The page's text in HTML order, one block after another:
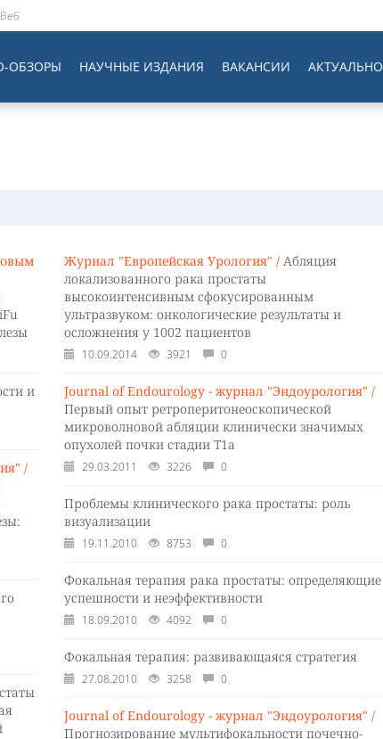
ОБЗОРЫ НАУЧНЫЕ ИЗДАНИЯ ВАКАНСИИ АКТУАЛЬНО
и
/
Журнал "Европейская Урология" / Абляция
локализованного рака простаты
высокоинтенсивным сфокусированным
ультразвуком: онкологические результаты и
осложнения у 1002 пациентов
10.09.2014 3921 0
Journal of Endourology - журнал "Эндоурология" /
Первый опыт ретроперитонеоскопической
микроволновой абляции клинически значимых
опухолей почки стадии Т1а
29.03.2011 3226 0
Проблемы клинического рака простаты: роль
визуализации
19.11.2010 8753 0
Фокальная терапия рака простаты: определяющие
успешности и неэффективности
18.09.2010 4092 0
Фокальная терапия: развивающаяся стратегия
27.08.2010 3258 0
Journal of Endourology - журнал "Эндоурология" /
Прогнозирование мультифокальности почечно-